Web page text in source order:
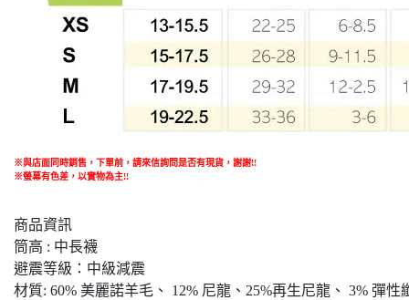
※與店面同時銷售 ， 下單前 ， 請來信詢問是否有現貨，謝謝!!
※螢幕有色差，以實物為主!!
商品資訊
筒高 : 中長襪
避震等級：中級減震
材質: 60% 美麗諾羊毛、 12% 尼龍、25%再生尼龍、 3% 彈性